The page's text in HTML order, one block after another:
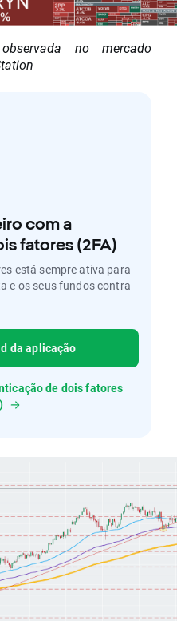
no mercado
com a
fatores (2FA)
está sempre ativa para
e os seus fundos contra
da aplicação
de dois fatores